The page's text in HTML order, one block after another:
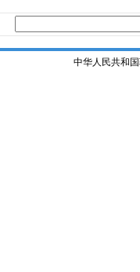
中华人民共和